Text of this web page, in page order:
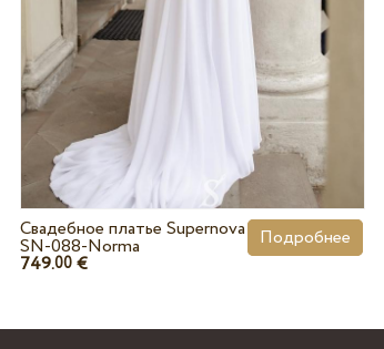
Свадебное платье Supernova
SN-088-Norma
749.00 €
Подробнее